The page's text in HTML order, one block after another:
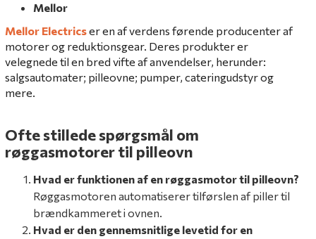
Mellor
Mellor Electricser en af verdens førende producenter af
motorer og reduktionsgear. Deres produkter er
velegnede til en bred vifte af anvendelser, herunder:
salgsautomater; pilleovne; pumper, cateringudstyr og
mere.
Ofte stillede spørgsmål om
røggasmotorer til pilleovn
Hvad er funktionen af en røggasmotor til pilleovn?
Røggasmotoren automatiserer tilførslen af piller til
brændkammeret i ovnen.
Hvad er den gennemsnitlige levetid for en